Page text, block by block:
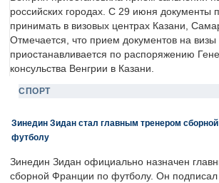
российских городах. С 29 июня документы
принимать в визовых центрах Казани,
Отмечается, что прием документов на визы
приостанавливается по распоряжению
консульства Венгрии в Казани.
СПОРТ
Зинедин Зидан стал главным тренером
футболу
Зинедин Зидан официально назначен
сборной Франции по футболу. Он подписал